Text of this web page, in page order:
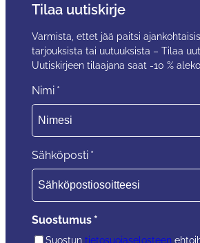
Tilaa uutiskirje
Varmista, ettet jää paitsi
tarjouksista tai uutuuksista – Tilaa
Uutiskirjeen tilaajana saat -10 %
Nimi *
Sähköposti *
Suostumus *
Suostun tietosuojaselosteen